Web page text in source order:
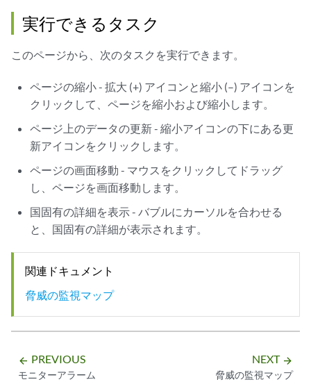
実行できるタスク
このページから、次のタスクを実行できます。
ページの縮小 - 拡大 (+) アイコンと縮小 (–) アイコンを
クリックして、ページを縮小および縮小します。
ページ上のデータの更新 - 縮小アイコンの下にある更
新アイコンをクリックします。
ページの画面移動 - マウスをクリックしてドラッグ
し、ページを画面移動します。
国固有の詳細を表示 - バブルにカーソルを合わせる
と、国固有の詳細が表示されます。
関連ドキュメント
脅威の監視マップ
arrow_backward PREVIOUS
モニターアラーム
NEXT arrow_forward
脅威の監視マップ